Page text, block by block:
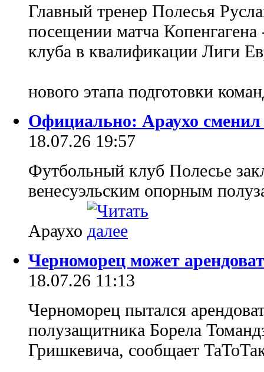
Главный тренер Полесья
посещении матча
клуба в квалификации Лиги
нового этапа подготовки
Официально: Араухо сменил
18.07.26 19:57
Футбольный клуб Полесье
венесуэльским опорным
Араухо
Черноморец может
18.07.26 11:13
Черноморец пытался
полузащитника Борела
Гришкевича, сообщает